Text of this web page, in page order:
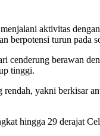
aktivitas
berpotensi turun pada
cenderung berawan
tinggi.
yakni berkisar
hingga 29 derajat